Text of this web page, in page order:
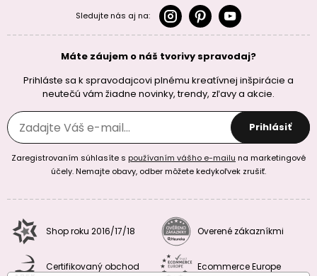
Sledujte nás aj na:
Máte záujem o náš tvorivy spravodaj?
Prihláste sa k spravodajcovi plnému kreatívnej inšpirácie a
neutečú vám žiadne novinky, trendy, zľavy a akcie.
Prihlásiť
Zaregistrovaním súhlasíte s používaním vášho e-mailu na marketingové
účely. Nemajte obavy, odber môžete kedykoľvek zrušiť.
Shop roku 2016/17/18 Overené zákazníkmi
Certifikovaný obchod Ecommerce Europe